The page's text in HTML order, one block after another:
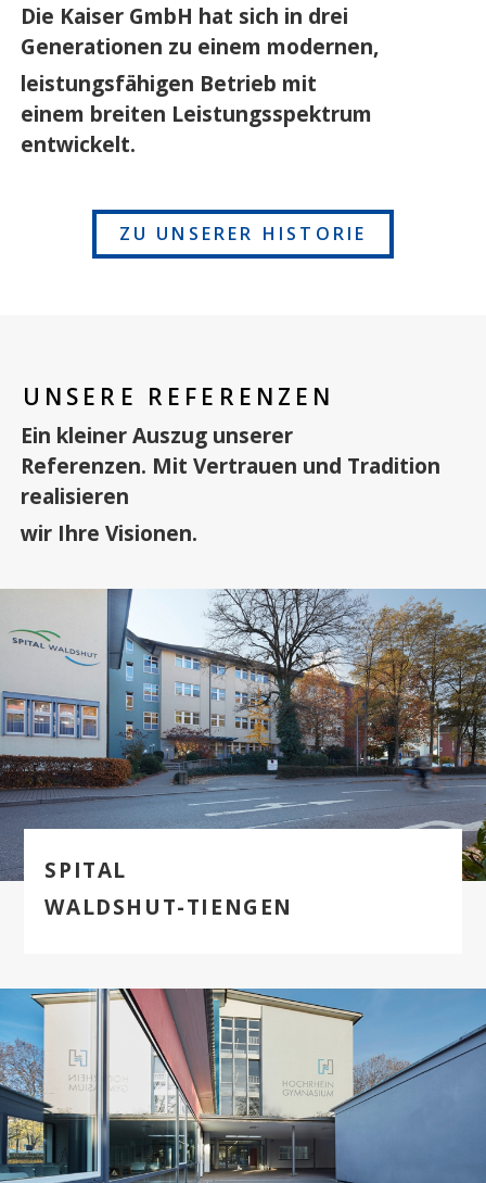
Die Kaiser GmbH hat sich in drei
Generationen zu einem modernen,
leistungsfähigen Betrieb mit
einem breiten Leistungsspektrum
entwickelt.
ZU UNSERER HISTORIE
UNSERE REFERENZEN
Ein kleiner Auszug unserer
Referenzen. Mit Vertrauen und Tradition
realisieren
wir Ihre Visionen.
SPITAL
WALDSHUT-TIENGEN